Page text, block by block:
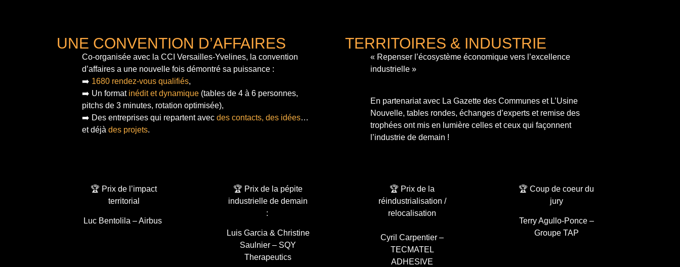
UNE CONVENTION D’AFFAIRES
Co-organisée avec la CCI Versailles-Yvelines, la convention
d’affaires a une nouvelle fois démontré sa puissance :
➡️ 1680 rendez-vous qualifiés,
➡️ Un format inédit et dynamique (tables de 4 à 6 personnes,
pitchs de 3 minutes, rotation optimisée),
➡️ Des entreprises qui repartent avec des contacts, des idées…
et déjà des projets.
TERRITOIRES & INDUSTRIE
« Repenser l’écosystème économique vers l’excellence
industrielle »
En partenariat avec La Gazette des Communes et L’Usine
Nouvelle, tables rondes, échanges d’experts et remise des
trophées ont mis en lumière celles et ceux qui façonnent
l’industrie de demain !
🏆 Prix de l’impact
territorial
Luc Bentolila – Airbus
🏆 Prix de la pépite
industrielle de demain
:
Luis Garcia & Christine
Saulnier – SQY
Therapeutics
🏆 Prix de la
réindustrialisation /
relocalisation
Cyril Carpentier –
TECMATEL
ADHESIVE
🏆 Coup de coeur du
jury
Terry Agullo-Ponce –
Groupe TAP